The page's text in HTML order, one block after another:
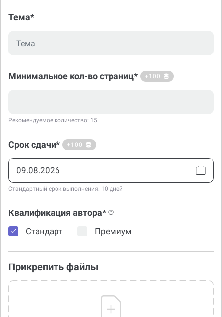
Тема*
Минимальное кол-во страниц* +100
Рекомендуемое количество: 15
Срок сдачи* +100
Стандартный срок выполнения: 10 дней
Квалификация автора*
Стандарт Премиум
Прикрепить файлы